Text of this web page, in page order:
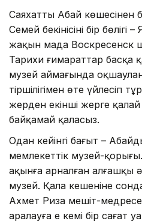
Саяхатты Абай көшесінен
Семей бекінісінің бір
жақын маңда Воскресенск
Тарихи ғимараттар басқа
музей аймағында
тіршілігімен өте үйлесіп
жерден екінші жерге қалай
байқамай қаласыз.
Одан кейінгі бағыт –
мемлекеттік музей-
ақынға арналған алғашқы
музей. Қала кешеніне
Ахмет Риза мешіт-
аралауға ең кемі бір сағат